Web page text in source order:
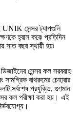
UNIK সেন্সর ট্যাপগুলি
হ্রাস করে৷ প্রতিদিন
সাত বছর স্থায়ী হয়৷
সেন্সর কল সরবরাহ
বাথরুমের চেহারার
সর্বশেষ প্রযুক্তি, গুণমান
কল পরীক্ষা করা হয়। এই